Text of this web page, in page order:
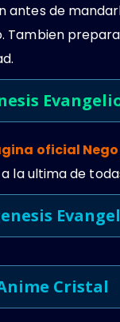
antes de
oficial
la ultima de
Cristal